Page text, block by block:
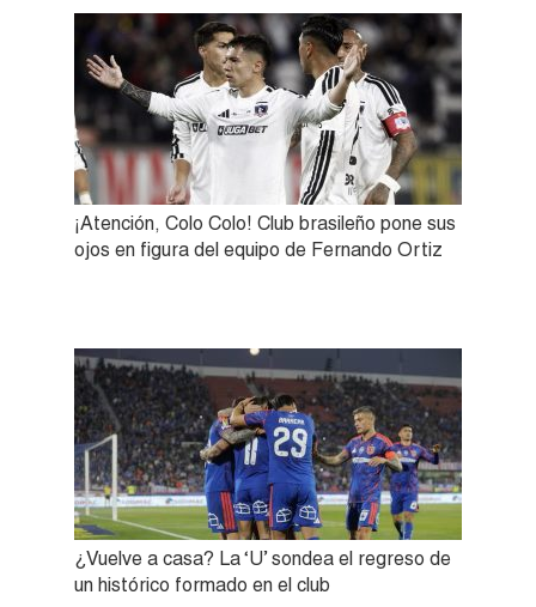
¡Atención, Colo Colo! Club brasileño pone sus
ojos en figura del equipo de Fernando Ortiz
¿Vuelve a casa? La ‘U’ sondea el regreso de
un histórico formado en el club